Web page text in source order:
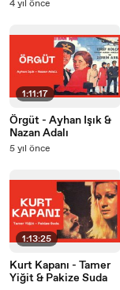
4 yıl önce
1:11:17
Örgüt - Ayhan Işık &
Nazan Adalı
5 yıl önce
1:13:25
Kurt Kapanı - Tamer
Yiğit & Pakize Suda